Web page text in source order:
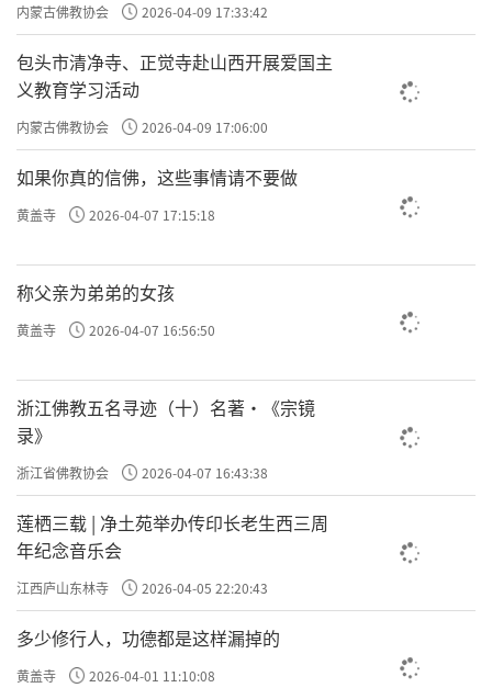
内蒙古佛教协会 2026-04-09 17:33:42
包头市清净寺、正觉寺赴山西开展爱国主
义教育学习活动
内蒙古佛教协会 2026-04-09 17:06:00
如果你真的信佛，这些事情请不要做
黄盖寺 2026-04-07 17:15:18
称父亲为弟弟的女孩
黄盖寺 2026-04-07 16:56:50
浙江佛教五名寻迹（十）名著·《宗镜
录》
浙江省佛教协会 2026-04-07 16:43:38
莲栖三载 | 净土苑举办传印长老生西三周
年纪念音乐会
江西庐山东林寺 2026-04-05 22:20:43
多少修行人，功德都是这样漏掉的
黄盖寺 2026-04-01 11:10:08